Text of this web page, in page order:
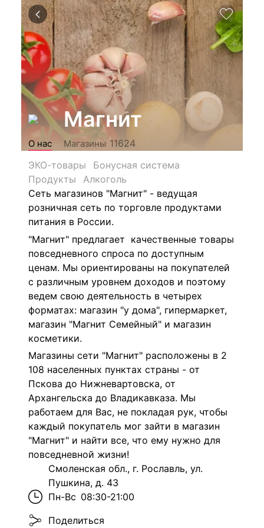
Магнит
О нас Магазины 11624
ЭКО-товары
Бонусная система
Продукты
Алкоголь
Сеть магазинов "Магнит" - ведущая
розничная сеть по торговле продуктами
питания в России.
"Магнит" предлагает качественные товары
повседневного спроса по доступным
ценам. Мы ориентированы на покупателей
с различным уровнем доходов и поэтому
ведем свою деятельность в четырех
форматах: магазин "у дома", гипермаркет,
магазин "Магнит Семейный" и магазин
косметики.
Магазины сети "Магнит" расположены в 2
108 населенных пунктах страны - от
Пскова до Нижневартовска, от
Архангельска до Владикавказа. Мы
работаем для Вас, не покладая рук, чтобы
каждый покупатель мог зайти в магазин
"Магнит" и найти все, что ему нужно для
повседневной жизни!
Смоленская обл., г. Рославль, ул.
Пушкина, д. 43
Пн-Вс 08:30-21:00
Поделиться